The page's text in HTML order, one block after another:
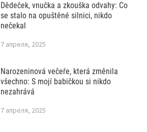
Dědeček, vnučka a zkouška odvahy: Co
se stalo na opuštěné silnici, nikdo
nečekal
7 апреля, 2025
Narozeninová večeře, která změnila
všechno: S mojí babičkou si nikdo
nezahrává
7 апреля, 2025